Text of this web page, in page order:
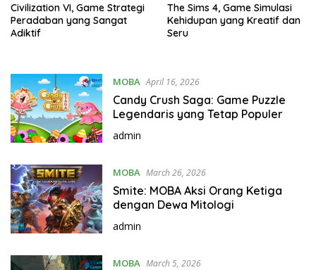
Civilization VI, Game Strategi
Peradaban yang Sangat
Adiktif
The Sims 4, Game Simulasi
Kehidupan yang Kreatif dan
Seru
MOBA April 16, 2026
Candy Crush Saga: Game Puzzle
Legendaris yang Tetap Populer
admin
MOBA March 26, 2026
Smite: MOBA Aksi Orang Ketiga
dengan Dewa Mitologi
admin
MOBA March 5, 2026